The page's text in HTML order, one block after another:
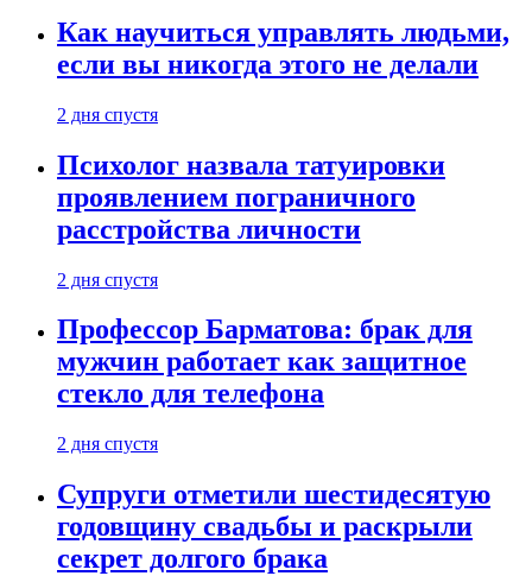
Как научиться управлять людьми,
если вы никогда этого не делали
2 дня спустя
Психолог назвала татуировки
проявлением пограничного
расстройства личности
2 дня спустя
Профессор Барматова: брак для
мужчин работает как защитное
стекло для телефона
2 дня спустя
Супруги отметили шестидесятую
годовщину свадьбы и раскрыли
секрет долгого брака